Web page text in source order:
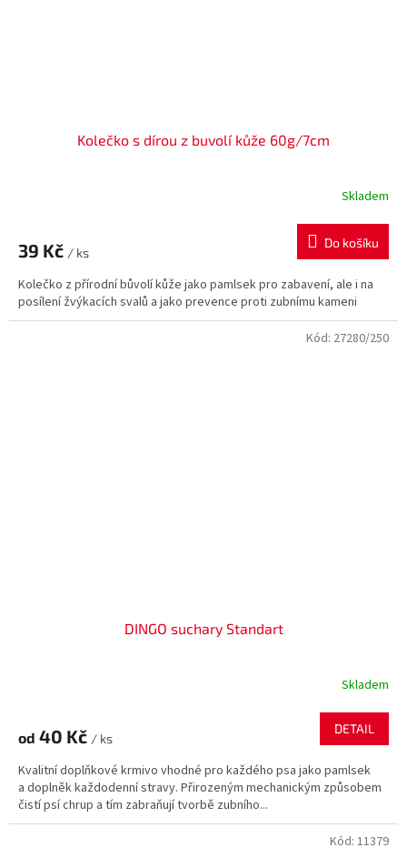
Kolečko s dírou z buvolí kůže 60g/7cm
Skladem
39 Kč / ks
Do košíku
Kolečko z přírodní bůvolí kůže jako pamlsek pro zabavení, ale i na
posílení žvýkacích svalů a jako prevence proti zubnímu kameni
DINGO suchary Standart
Skladem
od 40 Kč / ks
DETAIL
Kvalitní doplňkové krmivo vhodné pro každého psa jako pamlsek
a doplněk každodenní stravy. Přirozeným mechanickým způsobem
čistí psí chrup a tím zabraňují tvorbě zubního...
Kód: 27280/250
Kód: 11379